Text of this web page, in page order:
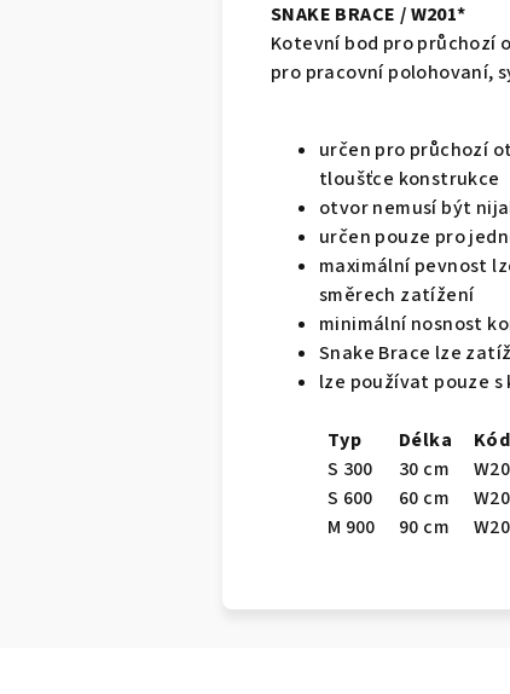
SNAKE BRACE / W201*
Kotevní bod pro průchozí
pro pracovní polohovaní,
určen pro průchozí
tloušťce konstrukce
otvor nemusí být
určen pouze pro
maximální pevnost
směrech zatížení
minimální nosnost
Snake Brace lze
lze používat pouze s
Typ Délka Kód
S 300
30 cm
S 600
60 cm
M 900
90 cm